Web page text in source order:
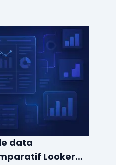
et conformité.
data
Looker